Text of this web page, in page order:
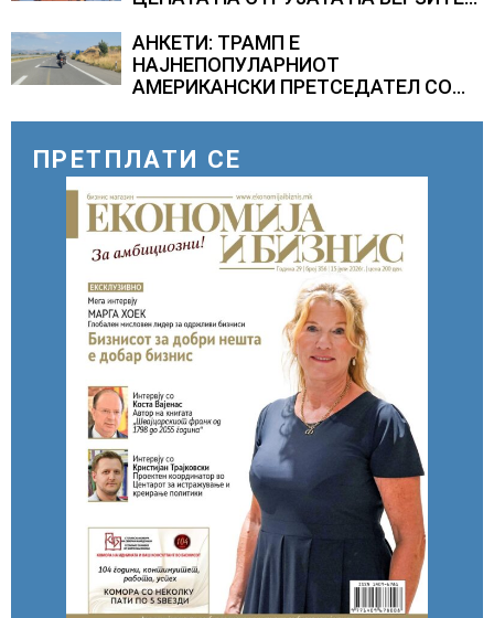
АНКЕТИ: ТРАМП Е
НАЈНЕПОПУЛАРНИОТ
АМЕРИКАНСКИ ПРЕТСЕДАТЕЛ СО
ПРЕТПЛАТИ СЕ